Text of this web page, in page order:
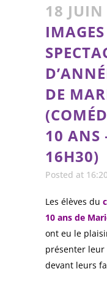
18 JUIN
DE
10 ANS
16H30)
Posted at
Les élèves du
10 ans de
ont eu le
présenter leur
devant leurs